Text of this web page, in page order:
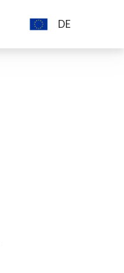
Deutch
DE
English